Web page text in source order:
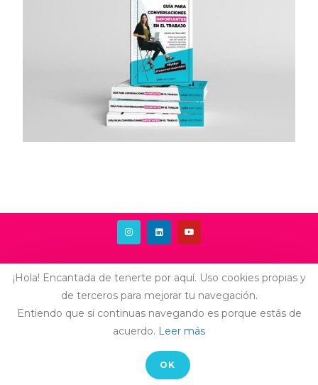
AVISO LEGAL-CONTACTO
© COPYRIGHT LAIA ARCONES
¡Hola! Encantada de tenerte por aquí. Uso cookies propias y
de terceros para mejorar tu navegación.
Entiendo que si continuas navegando es porque estás de
acuerdo. Leer más
OK